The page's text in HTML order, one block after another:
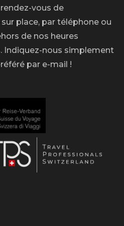
vous de
place, par téléphone ou
de nos heures
Indiquez-nous simplement
par e-mail !